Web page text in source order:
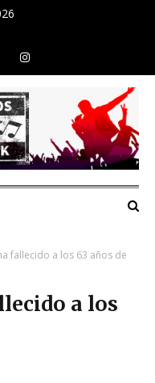
fallecido a los 63 años de
a los